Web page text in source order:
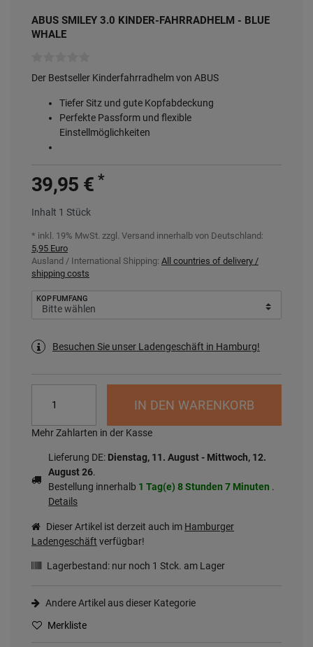
ABUS SMILEY 3.0 KINDER-FAHRRADHELM - BLUE
WHALE
Der Bestseller Kinderfahrradhelm von ABUS
Tiefer Sitz und gute Kopfabdeckung
Perfekte Passform und flexible
Einstellmöglichkeiten
39,95 €*
Inhalt 1 Stück
* inkl. 19% MwSt. zzgl. Versand innerhalb von Deutschland:
5,95 Euro
Ausland / International Shipping: All countries of delivery /
shipping costs
KOPFUMFANG
Besuchen Sie unser Ladengeschäft in Hamburg!
IN DEN WARENKORB
Mehr Zahlarten in der Kasse
Lieferung DE: Dienstag, 11. August - Mittwoch, 12.
August 26.
Bestellung innerhalb 1 Tag(e) 8 Stunden 7 Minuten .
Details
Dieser Artikel ist derzeit auch im Hamburger
Ladengeschäft verfügbar!
Lagerbestand: nur noch 1 Stck. am Lager
Andere Artikel aus dieser Kategorie
Merkliste